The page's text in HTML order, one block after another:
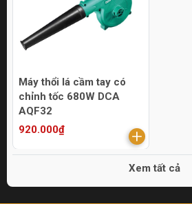
Máy thổi lá cầm tay có
chỉnh tốc 680W DCA
AQF32
920.000₫
Xem tất cả